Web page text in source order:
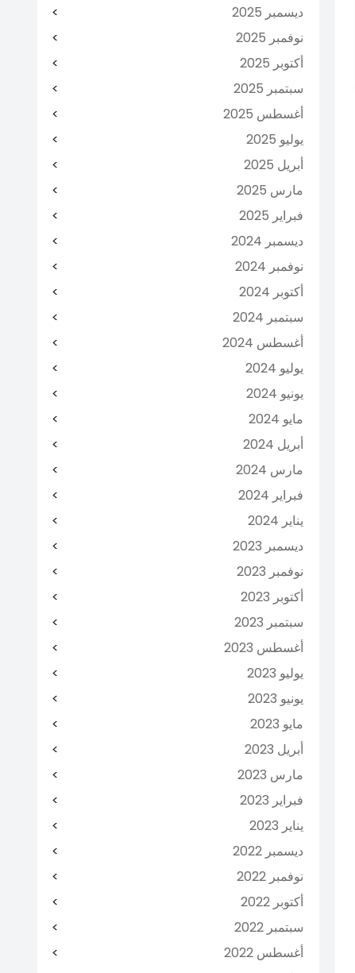
ديسمبر 2025
نوفمبر 2025
أكتوبر 2025
سبتمبر 2025
أغسطس 2025
يوليو 2025
أبريل 2025
مارس 2025
فبراير 2025
ديسمبر 2024
نوفمبر 2024
أكتوبر 2024
سبتمبر 2024
أغسطس 2024
يوليو 2024
يونيو 2024
مايو 2024
أبريل 2024
مارس 2024
فبراير 2024
يناير 2024
ديسمبر 2023
نوفمبر 2023
أكتوبر 2023
سبتمبر 2023
أغسطس 2023
يوليو 2023
يونيو 2023
مايو 2023
أبريل 2023
مارس 2023
فبراير 2023
يناير 2023
ديسمبر 2022
نوفمبر 2022
أكتوبر 2022
سبتمبر 2022
أغسطس 2022